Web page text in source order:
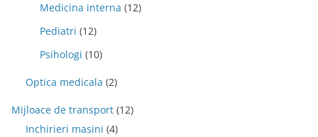
Medicina interna (12)
Pediatri (12)
Psihologi (10)
Optica medicala (2)
Mijloace de transport (12)
Inchirieri masini (4)